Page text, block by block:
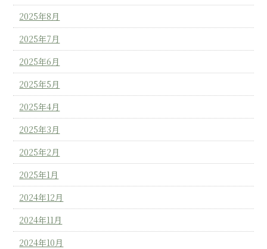
2025年8月
2025年7月
2025年6月
2025年5月
2025年4月
2025年3月
2025年2月
2025年1月
2024年12月
2024年11月
2024年10月